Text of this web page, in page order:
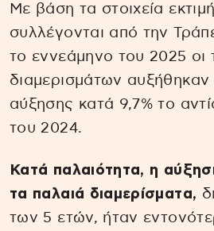
Με βάση τα στοιχεία
συλλέγονται από την
το εννεάμηνο του 2025 οι
διαμερισμάτων αυξήθηκαν
αύξησης κατά 9,7% το
του 2024.
Κατά παλαιότητα, η
τα παλαιά διαμερίσματα,
των 5 ετών, ήταν